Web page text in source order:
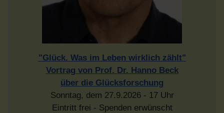
"Glück. Was im Leben wirklich zählt"
Vortrag von Prof. Dr. Hanno Beck
über die Glücksforschung
Sonntag, dem 27.9.2026 - 17 Uhr
Eintritt frei - Spenden erwünscht